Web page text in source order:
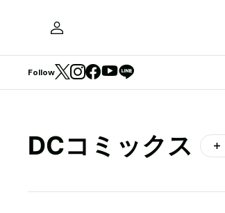
Follow
DCコミックス